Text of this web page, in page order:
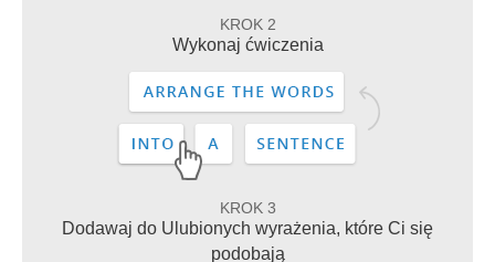
KROK 2
Wykonaj ćwiczenia
KROK 3
Dodawaj do Ulubionych wyrażenia, które Ci się
podobają